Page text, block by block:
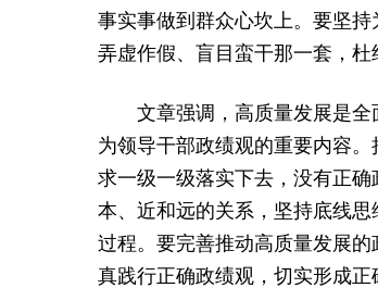
事实事做到群众心坎上。要坚持
弄虚作假、盲目蛮干那一套，杜
文章强调，高质量发展是
为领导干部政绩观的重要内容
求一级一级落实下去，没有正
本、近和远的关系，坚持底线
过程。要完善推动高质量发展
真践行正确政绩观，切实形成